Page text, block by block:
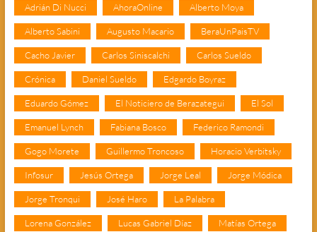
Adrián Di Nucci AhoraOnline Alberto Moya
Alberto Sabini Augusto Macario BeraUnPaisTV
Cacho Javier Carlos Siniscalchi Carlos Sueldo
Crónica Daniel Sueldo Edgardo Boyraz
Eduardo Gómez El Noticiero de Berazategui El Sol
Emanuel Lynch Fabiana Bosco Federico Ramondi
Gogo Morete Guillermo Troncoso Horacio Verbitsky
Infosur Jesús Ortega Jorge Leal Jorge Módica
Jorge Tronqui José Haro La Palabra
Lorena González Lucas Gabriel Díaz Matías Ortega